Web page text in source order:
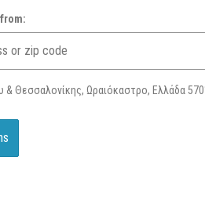
& Θεσσαλονίκης, Ωραιόκαστρο, Ελλάδα